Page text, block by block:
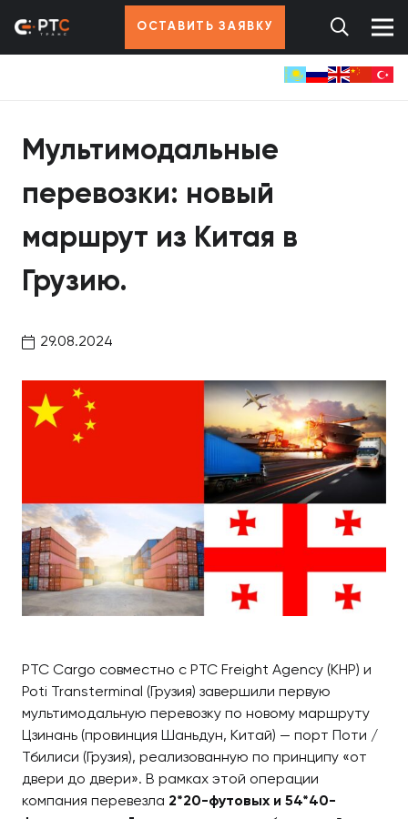
ОСТАВИТЬ ЗАЯВКУ
Мультимодальные
перевозки: новый
маршрут из Китая в
Грузию.
29.08.2024
PTC Cargo совместно с PTC Freight Agency (КНР) и
Poti Transterminal (Грузия) завершили первую
мультимодальную перевозку по новому маршруту
Цзинань (провинция Шаньдун, Китай) — порт Поти /
Тбилиси (Грузия), реализованную по принципу «от
двери до двери». В рамках этой операции
компания перевезла 2*20-футовых и 54*40-